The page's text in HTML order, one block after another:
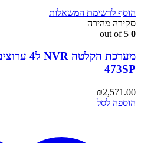
הוסף לרשימת המשאלות
סקירה מהירה
0
473SP
₪2,571.00
הוספה לסל